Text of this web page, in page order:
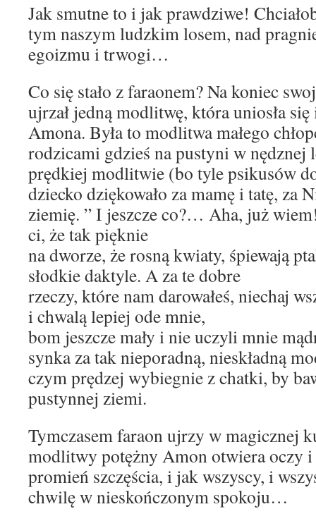
Jak smutne to i jak prawdziwe!
tym naszym ludzkim losem, nad
egoizmu i trwogi…
Co się stało z faraonem? Na koniec
ujrzał jedną modlitwę, która uniosła
Amona. Była to modlitwa małego
rodzicami gdzieś na pustyni w nędznej
prędkiej modlitwie (bo tyle psikusów
dziecko dziękowało za mamę i tatę, za
ziemię. ” I jeszcze co?… Aha, już
ci, że tak pięknie
na dworze, że rosną kwiaty, śpiewają
słodkie daktyle. A za te dobre
rzeczy, które nam darowałeś, niechaj
i chwalą lepiej ode mnie,
bom jeszcze mały i nie uczyli mnie
synka za tak nieporadną, nieskładną
czym prędzej wybiegnie z chatki, by
pustynnej ziemi.
Tymczasem faraon ujrzy w magicznej
modlitwy potężny Amon otwiera oczy i
promień szczęścia, i jak wszyscy, i
chwilę w nieskończonym spokoju…